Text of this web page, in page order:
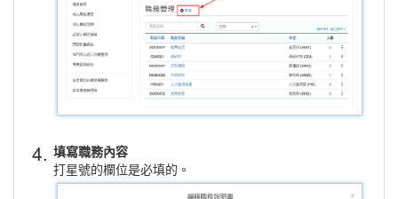
4. 填寫職務內容
打星號的欄位是必填的。